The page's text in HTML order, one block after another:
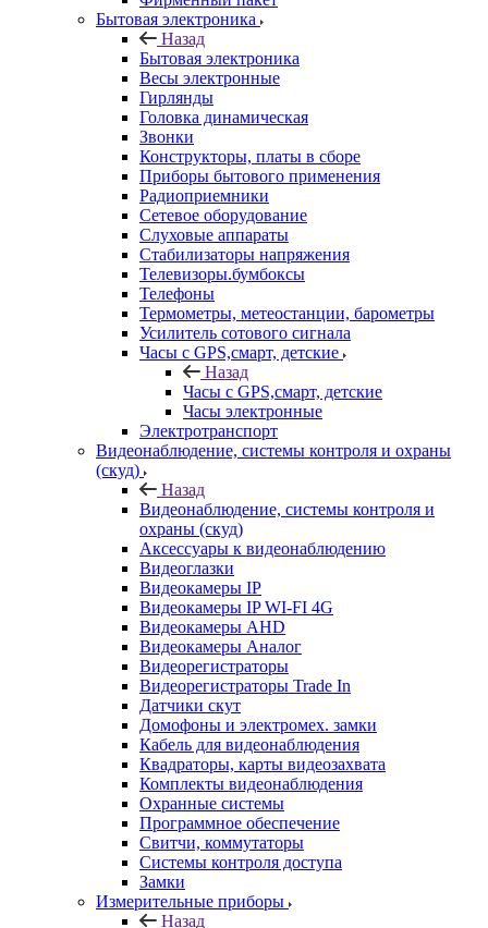
Бытовая электроника
Назад
Бытовая электроника
Весы электронные
Гирлянды
Головка динамическая
Звонки
Конструкторы, платы в сборе
Приборы бытового применения
Радиоприемники
Сетевое оборудование
Слуховые аппараты
Стабилизаторы напряжения
Телевизоры.бумбоксы
Телефоны
Термометры, метеостанции, барометры
Усилитель сотового сигнала
Часы с GPS,смарт, детские
Назад
Часы с GPS,смарт, детские
Часы электронные
Электротранспорт
Видеонаблюдение, системы контроля и охраны
(скуд)
Назад
Видеонаблюдение, системы контроля и
охраны (скуд)
Аксессуары к видеонаблюдению
Видеоглазки
Видеокамеры IP
Видеокамеры IP WI-FI 4G
Видеокамеры AHD
Видеокамеры Аналог
Видеорегистраторы
Видеорегистраторы Trade In
Датчики скут
Домофоны и электромех. замки
Кабель для видеонаблюдения
Квадраторы, карты видеозахвата
Комплекты видеонаблюдения
Охранные системы
Программное обеспечение
Свитчи, коммутаторы
Системы контроля доступа
Замки
Измерительные приборы
Назад